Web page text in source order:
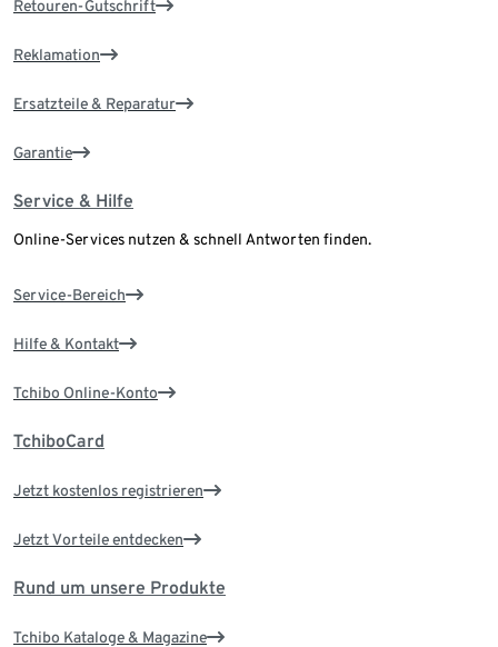
Retouren-Gutschrift
Reklamation
Ersatzteile & Reparatur
Garantie
Service & Hilfe
Online-Services nutzen & schnell Antworten finden.
Service-Bereich
Hilfe & Kontakt
Tchibo Online-Konto
TchiboCard
Jetzt kostenlos registrieren
Jetzt Vorteile entdecken
Rund um unsere Produkte
Tchibo Kataloge & Magazine